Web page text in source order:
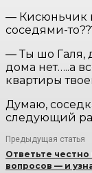
— Кисюньчик
соседями-
— Ты шо Галя,
дома нет…..а
квартиры
Думаю,
следующий
Предыдущая статья
Ответьте честно
вопросов — и